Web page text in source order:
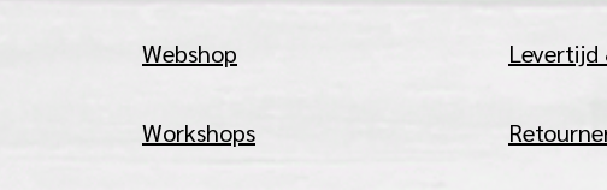
Webshop
Workshops
Levertijd